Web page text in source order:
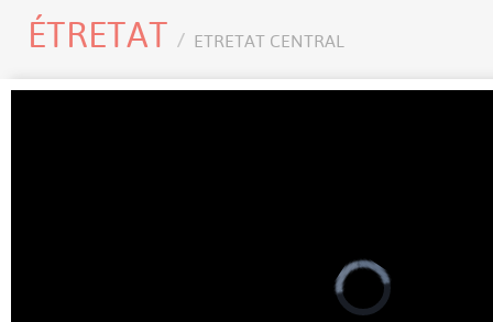
ÉTRETAT ETRETAT CENTRAL